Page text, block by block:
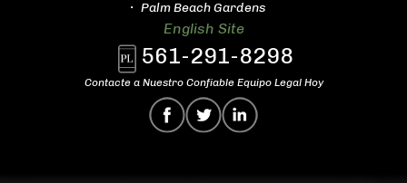
Palm Beach Gardens
English Site
561-291-8298
Contacte a Nuestro Confiable Equipo Legal Hoy